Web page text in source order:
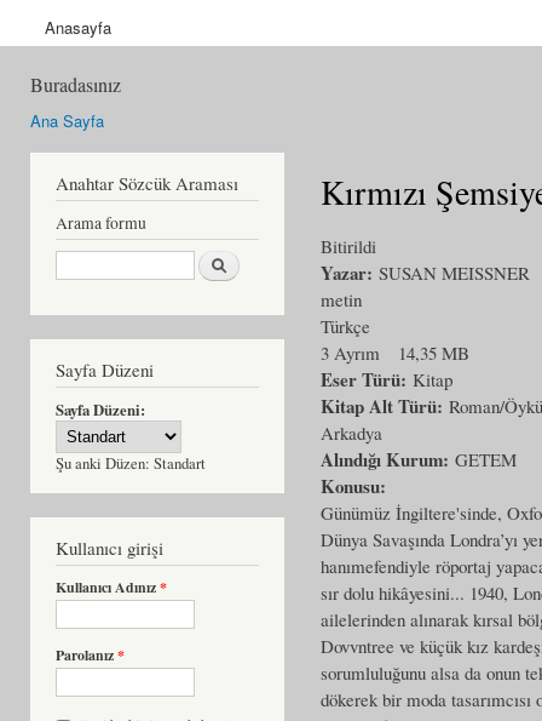
Anasayfa
Buradasınız
Ana Sayfa
Anahtar Sözcük Araması
Arama formu
Ara
Sayfa Düzeni
Sayfa Düzeni:
Şu anki Düzen: Standart
Kullanıcı girişi
Kullanıcı Adınız*
Parolanız*
Kırmızı
Bitirildi
Yazar: SUSAN MEISSNER
metin
Türkçe
3 Ayrım
14,35 MB
Eser Türü: Kitap
Kitap Alt Türü: Roman/Öykü
Arkadya
Alındığı Kurum: GETEM
Konusu:
Günümüz İngiltere'sinde,
Dünya Savaşında Londra’yı
hanımefendiyle röportaj
sır dolu hikâyesini... 1940,
ailelerinden alınarak kırsal
Dovvntree ve küçük kız
sorumluluğunu alsa da onun
dökerek bir moda